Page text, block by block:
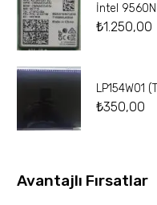
İntel
₺1.250,00
LP154W01
₺350,00
Avantajlı Fırsatlar